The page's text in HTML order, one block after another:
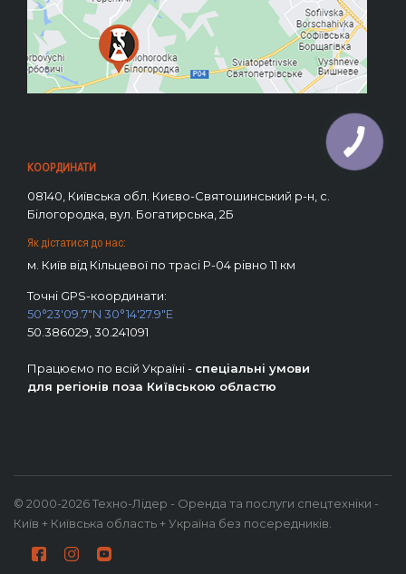
КООРДИНАТИ
08140, Київська обл. Києво-Святошинський р-н, с.
Білогородка, вул. Богатирська, 2Б
Як дістатися до нас:
м. Київ від Кільцевої по трасі Р-04 рівно 11 км
Точні GPS-координати:
50°23'09.7"N 30°14'27.9"E
50.386029, 30.241091
Працюємо по всій Україні - спеціальні умови
для регіонів поза Київською областю
© 2000-2026 Техно-Лідер - Оренда та послуги спецтехніки -
Київ + Київська область + Україна без посередників.